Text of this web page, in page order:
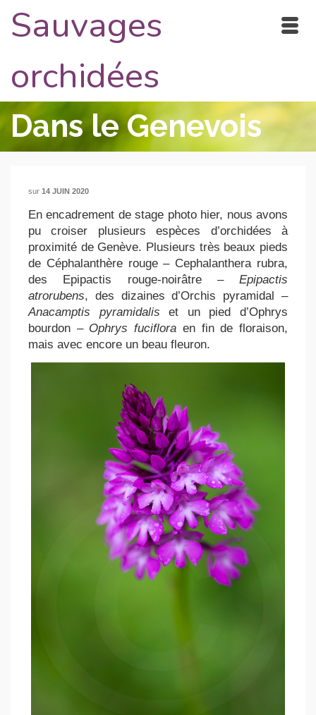
Sauvages
orchidées
Dans le Genevois
sur 14 JUIN 2020
En encadrement de stage photo hier, nous avons
pu croiser plusieurs espèces d’orchidées à
proximité de Genève. Plusieurs très beaux pieds
de Céphalanthère rouge – Cephalanthera rubra,
des Epipactis rouge-noirâtre – Epipactis
atrorubens, des dizaines d’Orchis pyramidal –
Anacamptis pyramidalis et un pied d’Ophrys
bourdon – Ophrys fuciflora en fin de floraison,
mais avec encore un beau fleuron.